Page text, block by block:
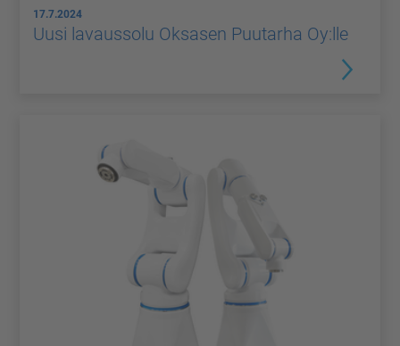
17.7.2024
Uusi lavaussolu Oksasen Puutarha Oy:lle